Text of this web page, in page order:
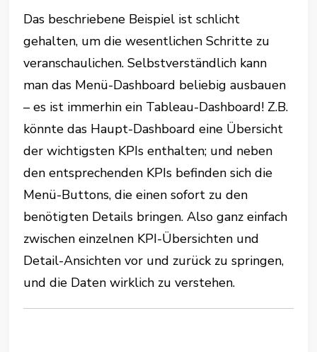
Das beschriebene Beispiel ist schlicht
gehalten, um die wesentlichen Schritte zu
veranschaulichen. Selbstverständlich kann
man das Menü-Dashboard beliebig ausbauen
– es ist immerhin ein Tableau-Dashboard! Z.B.
könnte das Haupt-Dashboard eine Übersicht
der wichtigsten KPIs enthalten; und neben
den entsprechenden KPIs befinden sich die
Menü-Buttons, die einen sofort zu den
benötigten Details bringen. Also ganz einfach
zwischen einzelnen KPI-Übersichten und
Detail-Ansichten vor und zurück zu springen,
und die Daten wirklich zu verstehen.